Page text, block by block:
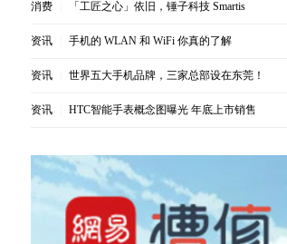
消费 「工匠之心」依旧，锤子科技 Smartis
资讯 手机的 WLAN 和 WiFi 你真的了解
资讯 世界五大手机品牌，三家总部设在东莞！
资讯 HTC智能手表概念图曝光 年底上市销售